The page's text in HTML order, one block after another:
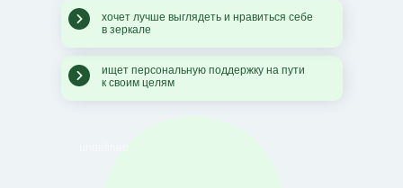
ищет персональную поддержку на пути
к своим целям
хочет лучше выглядеть и нравиться себе
в зеркале